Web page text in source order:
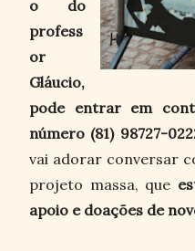
o do
profess
or
Gláucio,
pode entrar em
número (81) 98727-
vai adorar conversar
projeto massa, que
apoio e doações de